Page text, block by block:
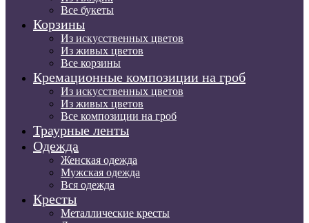
Все букеты
Корзины
Из искусственных цветов
Из живых цветов
Все корзины
Кремационные композиции на гроб
Из искусственных цветов
Из живых цветов
Все композиции на гроб
Траурные ленты
Одежда
Женская одежда
Мужская одежда
Вся одежда
Кресты
Металлические кресты